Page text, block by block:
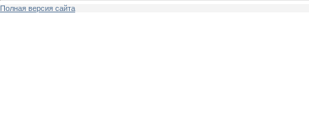
Полная версия сайта